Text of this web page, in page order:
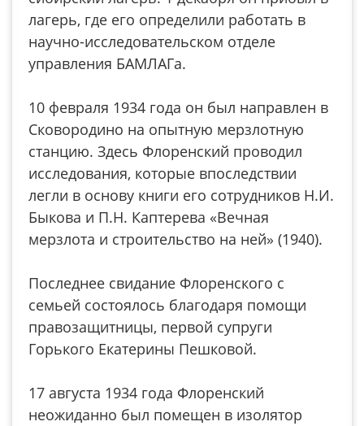
лагерь, где его определили работать в
научно-исследовательском отделе
управления БАМЛАГа.
10 февраля 1934 года он был направлен в
Сковородино на опытную мерзлотную
станцию. Здесь Флоренский проводил
исследования, которые впоследствии
легли в основу книги его сотрудников Н.И.
Быкова и П.Н. Каптерева «Вечная
мерзлота и строительство на ней» (1940).
Последнее свидание Флоренского с
семьей состоялось благодаря помощи
правозащитницы, первой супруги
Горького Екатерины Пешковой.
17 августа 1934 года Флоренский
неожиданно был помещен в изолятор